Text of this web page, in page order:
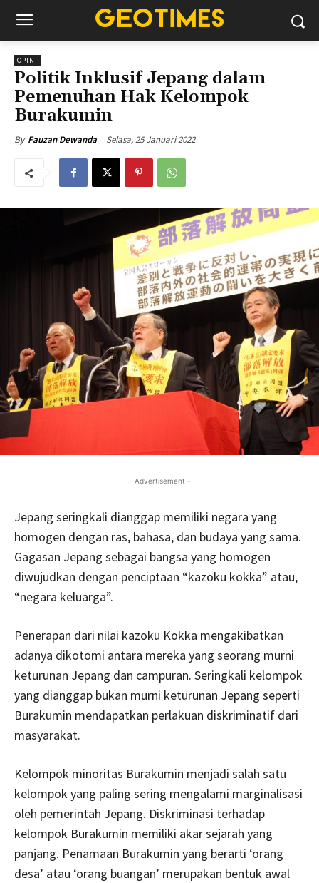
OPINI
Politik Inklusif Jepang dalam
Pemenuhan Hak Kelompok
Burakumin
By Fauzan Dewanda Selasa, 25 Januari 2022
- Advertisement -
Jepang seringkali dianggap memiliki negara yang
homogen dengan ras, bahasa, dan budaya yang sama.
Gagasan Jepang sebagai bangsa yang homogen
diwujudkan dengan penciptaan “kazoku kokka” atau,
“negara keluarga”.
Penerapan dari nilai kazoku Kokka mengakibatkan
adanya dikotomi antara mereka yang seorang murni
keturunan Jepang dan campuran. Seringkali kelompok
yang dianggap bukan murni keturunan Jepang seperti
Burakumin mendapatkan perlakuan diskriminatif dari
masyarakat.
Kelompok minoritas Burakumin menjadi salah satu
kelompok yang paling sering mengalami marginalisasi
oleh pemerintah Jepang. Diskriminasi terhadap
kelompok Burakumin memiliki akar sejarah yang
panjang. Penamaan Burakumin yang berarti ‘orang
desa’ atau ‘orang buangan’ merupakan bentuk awal